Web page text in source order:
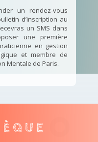
un rendez-vous
d’inscription au
un SMS dans
une première
en gestion
et membre de
Mentale de Paris.